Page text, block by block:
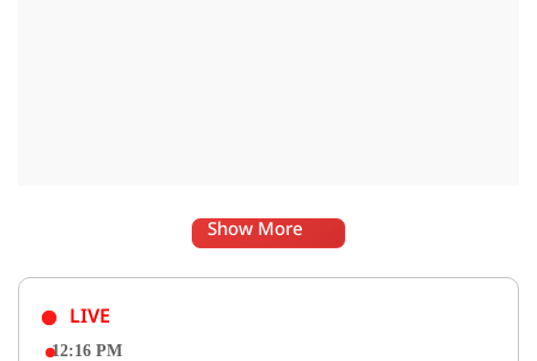
Show More
LIVE
12:16 PM